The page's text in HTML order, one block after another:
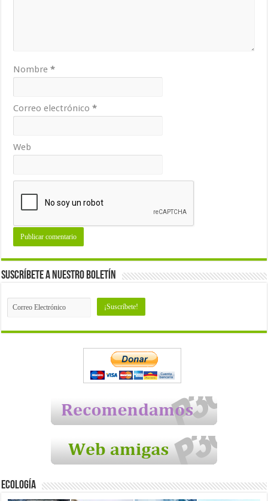
Nombre*
Correo electrónico*
Web
Suscríbete a nuestro Boletín
Ecología